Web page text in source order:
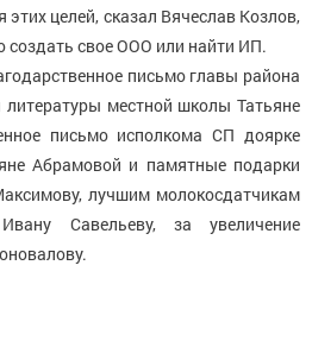
этих целей, сказал Вячеслав Козлов,
создать свое ООО или найти ИП.
письмо главы района
литературы местной школы Татьяне
письмо исполкома СП доярке
Абрамовой и памятные подарки
лучшим молокосдатчикам
Савельеву, за увеличение